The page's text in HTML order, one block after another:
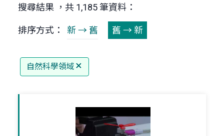
搜尋結果 ，共 1,185 筆資料：
排序方式： 新 → 舊 舊 → 新
自然科學領域